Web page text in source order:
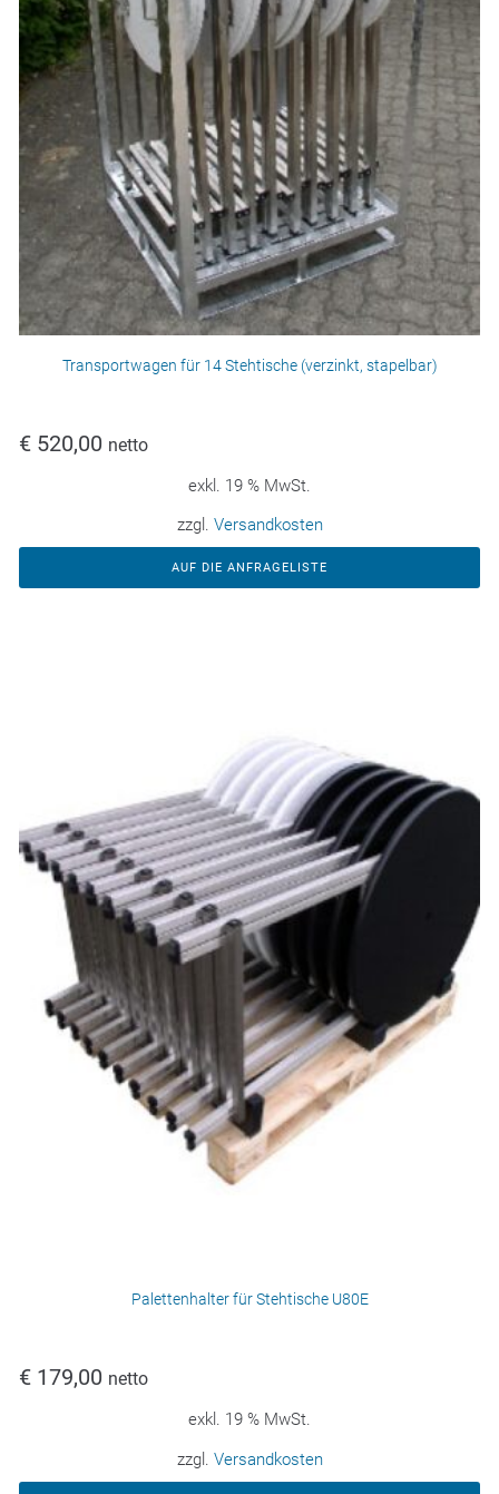
Transportwagen für 14 Stehtische (verzinkt, stapelbar)
€ 520,00 netto
exkl. 19 % MwSt.
zzgl. Versandkosten
AUF DIE ANFRAGELISTE
Palettenhalter für Stehtische U80E
€ 179,00 netto
exkl. 19 % MwSt.
zzgl. Versandkosten